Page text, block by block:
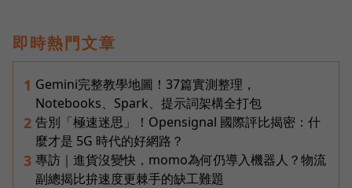
即時熱門文章
1 Gemini完整教學地圖！37篇實測整理，
Notebooks、Spark、提示詞架構全打包
2 告別「極速迷思」！Opensignal 國際評比揭密：什
麼才是 5G 時代的好網路？
3 專訪｜進貨沒變快，momo為何仍導入機器人？物流
副總揭比拚速度更棘手的缺工難題